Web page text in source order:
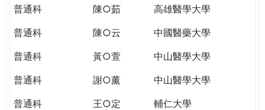
普通科
陳○茹
高雄醫學大學
普通科
陳○云
中國醫藥大學
普通科
黃○萱
中山醫學大學
普通科
謝○薰
中山醫學大學
普通科
王○定
輔仁大學